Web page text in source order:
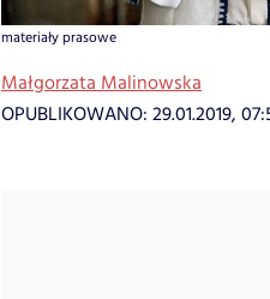
materiały prasowe
Małgorzata Malinowska
OPUBLIKOWANO: 29.01.2019,